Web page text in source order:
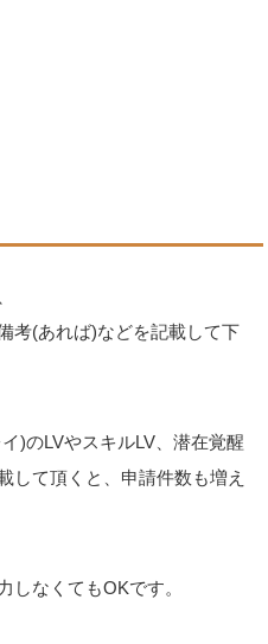
考(あれば)などを記載して下
)のLVやスキルLV、潜在覚醒
して頂くと、申請件数も増え
しなくてもOKです。